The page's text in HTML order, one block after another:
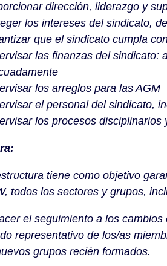
dirección, liderazgo y
los intereses del sindicato,
que el sindicato cumpla
las finanzas del sindicato:
los arreglos para las AGM
el personal del sindicato,
los procesos
tiene como objetivo
todos los sectores y grupos,
el seguimiento a los
representativo de los/as
grupos recién formados.